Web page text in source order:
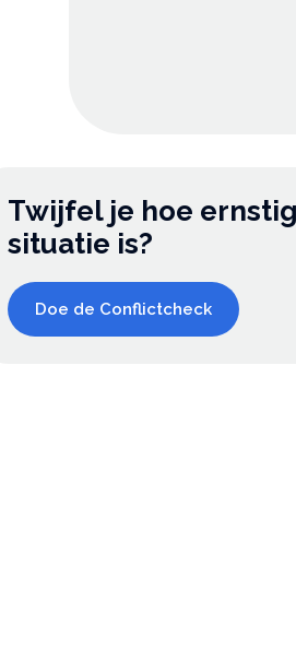
Twijfel je hoe
situatie is?
Doe de Conflictcheck